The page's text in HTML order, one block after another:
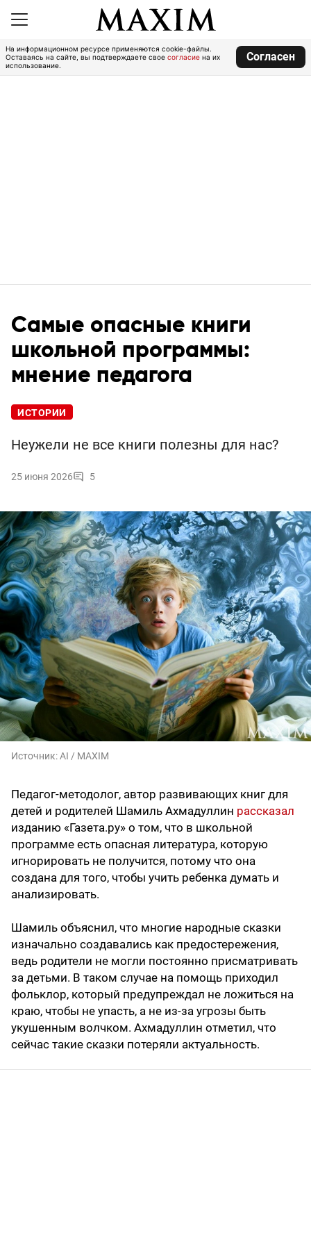
На информационном ресурсе применяются cookie-файлы.
Оставаясь на сайте, вы подтверждаете свое согласие на их
использование.
Согласен
Самые опасные книги
школьной программы:
мнение педагога
ИСТОРИИ
Неужели не все книги полезны для нас?
25 июня 2026 5
Источник:AI / MAXIM
Педагог-методолог, автор развивающих книг для
детей и родителей Шамиль Ахмадуллин рассказал
изданию «Газета.ру» о том, что в школьной
программе есть опасная литература, которую
игнорировать не получится, потому что она
создана для того, чтобы учить ребенка думать и
анализировать.
Шамиль объяснил, что многие народные сказки
изначально создавались как предостережения,
ведь родители не могли постоянно присматривать
за детьми. В таком случае на помощь приходил
фольклор, который предупреждал не ложиться на
краю, чтобы не упасть, а не из-за угрозы быть
укушенным волчком. Ахмадуллин отметил, что
сейчас такие сказки потеряли актуальность.